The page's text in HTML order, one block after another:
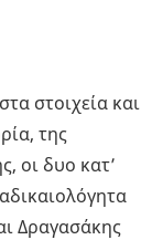
στοιχεία και
της
οι δυο κατ’
Δραγασάκης